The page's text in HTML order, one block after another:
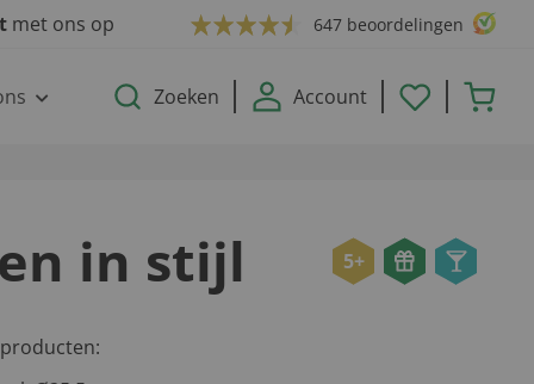
met ons op 647 beoordelingen
Zoeken Account
in stijl 5+